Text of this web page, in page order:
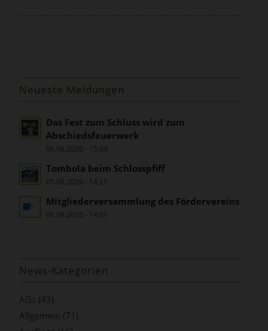
Neueste Meldungen
Das Fest zum Schluss wird zum
Abschiedsfeuerwerk
06.08.2026 - 15:09
Tombola beim Schlosspfiff
01.08.2026 - 14:21
Mitgliederversammlung des Fördervereins
01.08.2026 - 14:01
News-Kategorien
AGs (43)
Allgemein (71)